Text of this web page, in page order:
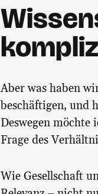
Aber was haben
beschäftigen, und
Deswegen
Frage des
Wie Gesellschaft